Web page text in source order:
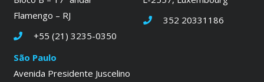
Flamengo – RJ
+55 (21) 3235-0350
352 20331186
São Paulo
Avenida Presidente Juscelino